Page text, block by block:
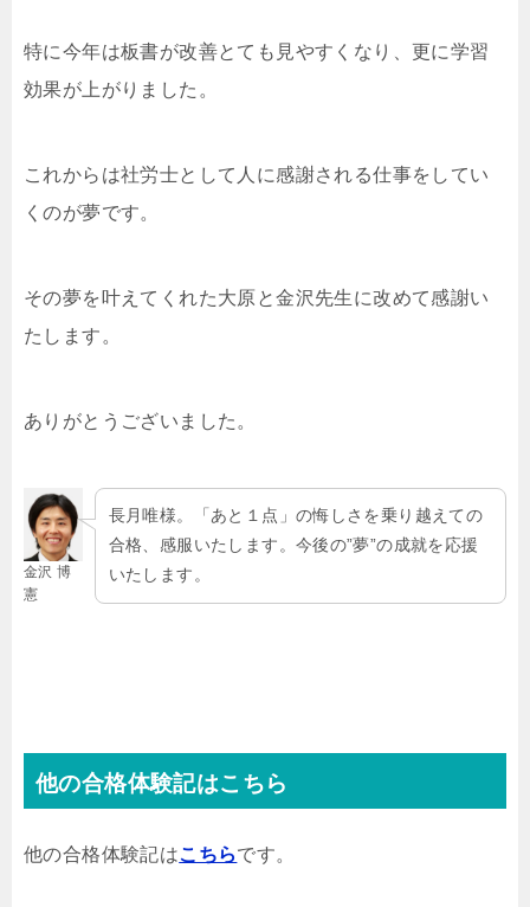
特に今年は板書が改善とても見やすくなり、更に学習
効果が上がりました。
これからは社労士として人に感謝される仕事をしてい
くのが夢です。
その夢を叶えてくれた大原と金沢先生に改めて感謝い
たします。
ありがとうございました。
金沢 博
憲
長月唯様。「あと１点」の悔しさを乗り越えての
合格、感服いたします。今後の”夢”の成就を応援
いたします。
他の合格体験記はこちら
他の合格体験記はこちらです。